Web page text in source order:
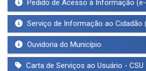
Pedido de Acesso à Informação
Serviço de Informação ao Cidadão
Ouvidoria do Município
Carta de Serviços ao Usuário - CSU